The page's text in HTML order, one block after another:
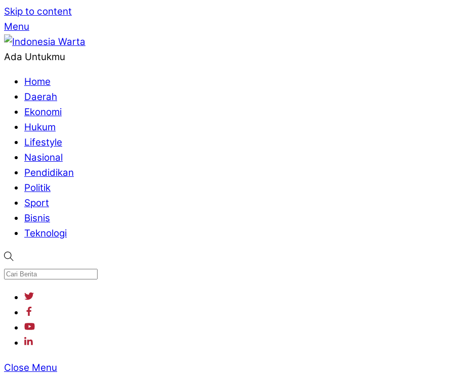
Skip to content
Menu
Ada Untukmu
Home
Daerah
Ekonomi
Hukum
Lifestyle
Nasional
Pendidikan
Politik
Sport
Bisnis
Teknologi
Close Menu